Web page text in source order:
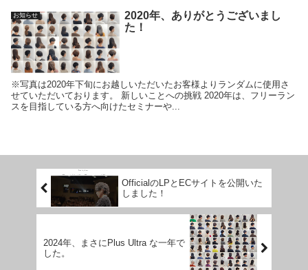
お知らせ
2020年、ありがとうございまし
た！
※写真は2020年下旬にお越しいただいたお客様よりランダムに使用さ
せていただいております。 新しいことへの挑戦 2020年は、フリーラン
スを目指している方へ向けたセミナーや...
OfficialのLPとECサイトを公開いた
しました！
2024年、まさにPlus Ultra な一年で
した。